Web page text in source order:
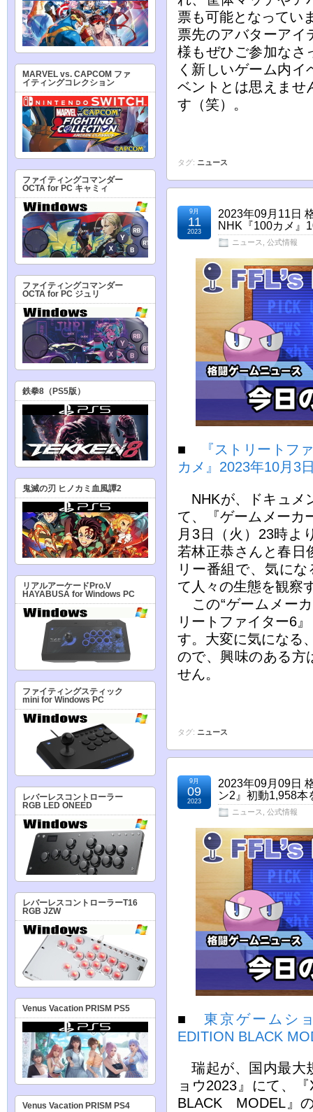
票も可能となってい
票先のアバターアイ
様もぜひご参加なさ
く新しいゲーム内
ベントとは思えませ
す（笑）。
タグ: ニュース
2023年09月11日
NHK『100カメ』
ニュース 公式情報
9月
11
2023
■
『ストリートフ
カメ』2023年10月3
NHKが、ドキュメ
て、『ゲームメーカ
月3日（火）23時よ
若林正恭さんと春日
リー番組で、気に
て人々の生態を観察
この“ゲームメー
リートファイター6
す。大変に気になる
ので、興味のある方
せん。
タグ: ニュース
2023年09月09日
ン2』初動1,958
ニュース 公式情報
9月
09
2023
■ 東京ゲームシ
EDITION BLACK
瑞起が、国内最大
ョウ2023』にて
BLACK MODEL』
MARVEL vs. CAPCOM ファ
イティングコレクション
ファイティングコマンダー
OCTA for PC キャミィ
ファイティングコマンダー
OCTA for PC ジュリ
鉄拳8（PS5版）
鬼滅の刃 ヒノカミ血風譚2
リアルアーケードPro.V
HAYABUSA for Windows PC
ファイティングスティック
mini for Windows PC
レバーレスコントローラー
RGB LED ONEED
レバーレスコントローラーT16
RGB JZW
Venus Vacation PRISM PS5
Venus Vacation PRISM PS4